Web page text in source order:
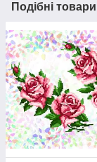
Подібні